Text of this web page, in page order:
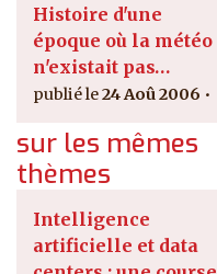
Histoire d'une
époque où la météo
n'existait pas…
24 Aoû 2006
sur les mêmes
thèmes
Intelligence
artificielle et data